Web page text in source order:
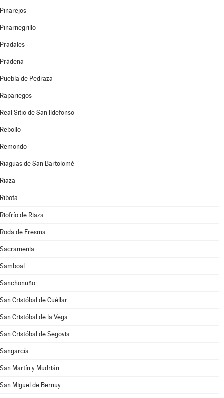
Pinarejos
Pinarnegrillo
Pradales
Prádena
Puebla de Pedraza
Rapariegos
Real Sitio de San Ildefonso
Rebollo
Remondo
Riaguas de San Bartolomé
Riaza
Ribota
Riofrío de Riaza
Roda de Eresma
Sacramenia
Samboal
Sanchonuño
San Cristóbal de Cuéllar
San Cristóbal de la Vega
San Cristóbal de Segovia
Sangarcía
San Martín y Mudrián
San Miguel de Bernuy